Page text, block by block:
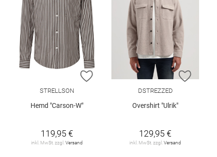
ZUR WUNSCHLISTE HINZUFÜGEN
STRELLSON
Hemd "Carson-W"
119,95 €
inkl. MwSt. zzgl. Versand
ZUR
DSTREZZED
Overshirt "Ulrik"
129,95 €
inkl. MwSt. zzgl. Versand